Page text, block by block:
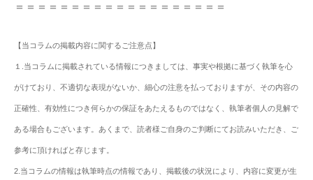
＝＝＝＝＝＝＝＝＝＝＝＝＝＝＝＝＝＝＝
【当コラムの掲載内容に関するご注意点】
１.当コラムに掲載されている情報につきましては、事実や根拠に基づく執筆を心
がけており、不適切な表現がないか、細心の注意を払っておりますが、その内容の
正確性、有効性につき何らかの保証をあたえるものではなく、執筆者個人の見解で
ある場合もございます。あくまで、読者様ご自身のご判断にてお読みいただき、ご
参考に頂ければと存じます。
2.当コラムの情報は執筆時点の情報であり、掲載後の状況により、内容に変更が生